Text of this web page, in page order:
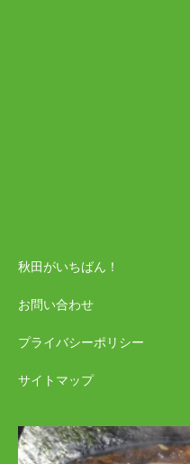
秋田がいちばん！
お問い合わせ
プライバシーポリシー
サイトマップ